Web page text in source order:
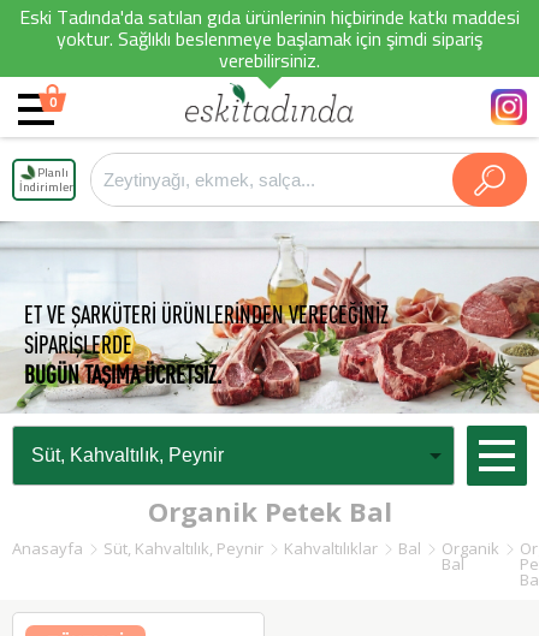
Eski Tadında'da satılan gıda ürünlerinin hiçbirinde katkı maddesi
yoktur. Sağlıklı beslenmeye başlamak için şimdi sipariş
verebilirsiniz.
0
Planlı
İndirimler
ET VE ŞARKÜTERİ ÜRÜNLERİNDEN VERECEĞİNİZ
SİPARİŞLERDE
BUGÜN TAŞIMA ÜCRETSİZ.
Organik Petek Bal
Anasayfa Süt, Kahvaltılık, Peynir Kahvaltılıklar Bal Organik
Bal